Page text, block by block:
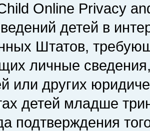
Online Privacy
детей в
Штатов,
личные
или других
детей младше
подтверждения